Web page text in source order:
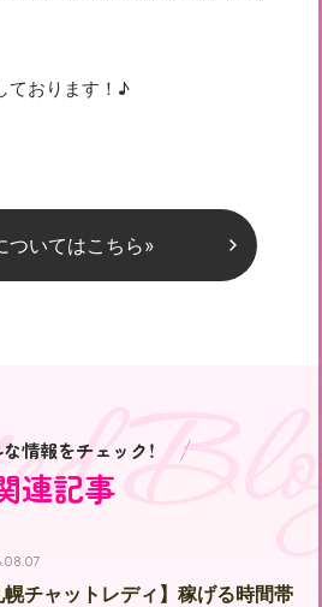
ております！♪
ついてはこちら»
連記事
情報をチェック！
幌チャットレディ】稼げる時間帯